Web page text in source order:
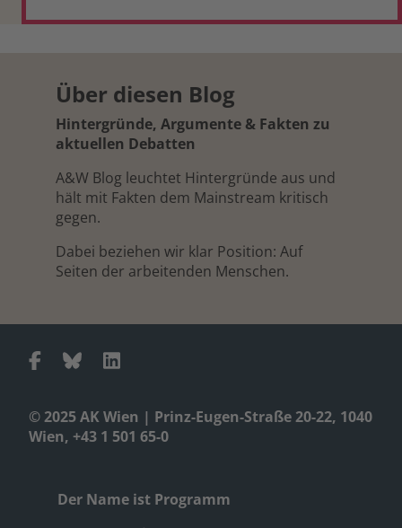
© 2025 AK Wien | Prinz-Eugen-Straße 20-22, 1040
Wien, +43 1 501 65-0
Der Name ist Programm
Über diesen Blog
Hintergründe, Argumente & Fakten zu
aktuellen Debatten
A&W Blog leuchtet Hintergründe aus und
hält mit Fakten dem Mainstream kritisch
gegen.
Dabei beziehen wir klar Position: Auf
Seiten der arbeitenden Menschen.